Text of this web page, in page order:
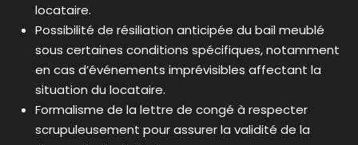
locataire.
Possibilité de résiliation anticipée du bail meublé
sous certaines conditions spécifiques, notamment
en cas d’événements imprévisibles affectant la
situation du locataire.
Formalisme de la lettre de congé à respecter
scrupuleusement pour assurer la validité de la